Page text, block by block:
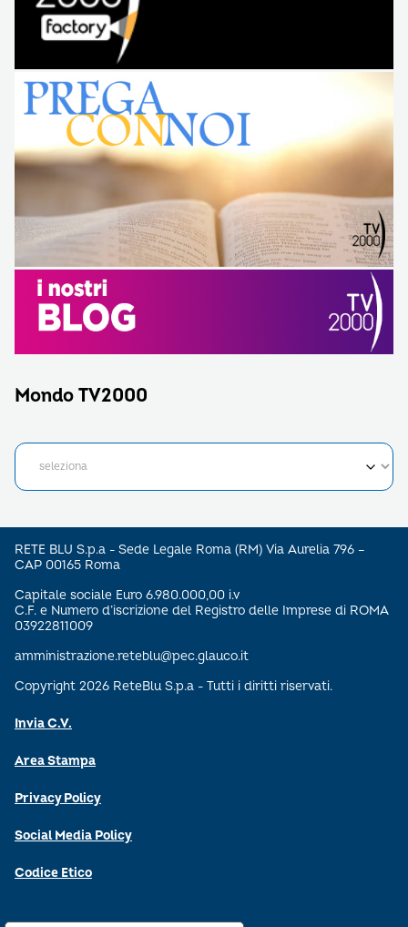
Mondo TV2000
RETE BLU S.p.a - Sede Legale Roma (RM) Via Aurelia 796 –
CAP 00165 Roma
Capitale sociale Euro 6.980.000,00 i.v
C.F. e Numero d’iscrizione del Registro delle Imprese di ROMA
03922811009
amministrazione.reteblu@pec.glauco.it
Copyright 2026 ReteBlu S.p.a - Tutti i diritti riservati.
Invia C.V.
Area Stampa
Privacy Policy
Social Media Policy
Codice Etico